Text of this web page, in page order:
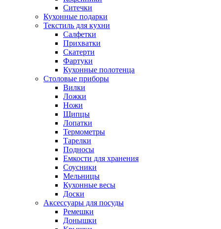
Ситечки
Кухонные подарки
Текстиль для кухни
Салфетки
Прихватки
Скатерти
Фартуки
Кухонные полотенца
Столовые приборы
Вилки
Ложки
Ножи
Щипцы
Лопатки
Термометры
Тарелки
Подносы
Емкости для хранения
Соусники
Мельницы
Кухонные весы
Доски
Аксессуары для посуды
Ремешки
Донышки